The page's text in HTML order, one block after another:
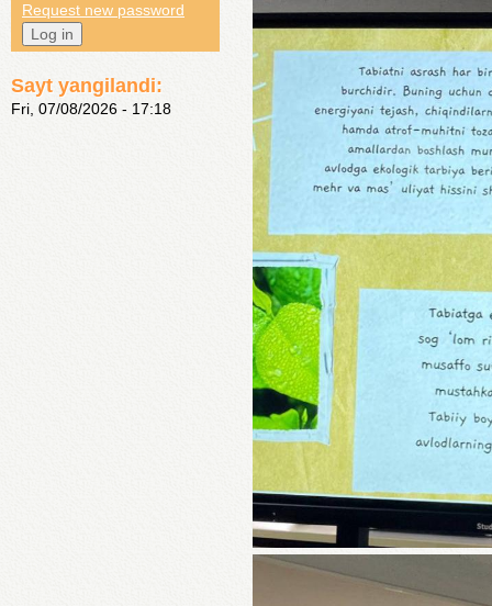
Request new password
Sayt yangilandi:
Fri, 07/08/2026 - 17:18